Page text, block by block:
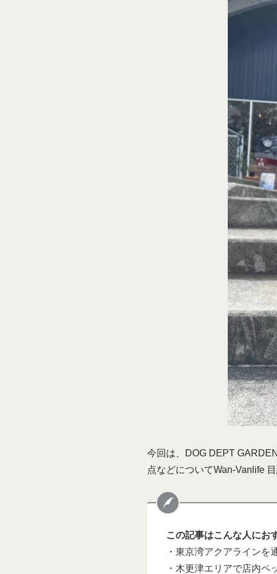
今回は、DOG DEPT
点などについてWan-Vanlife
この記事はこんな人にお
・東京湾アクアラインを
・木更津エリアで店内ペ